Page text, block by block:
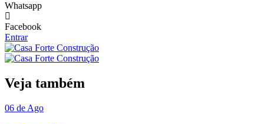
Whatsapp
Facebook
Entrar
Veja também
06 de Ago